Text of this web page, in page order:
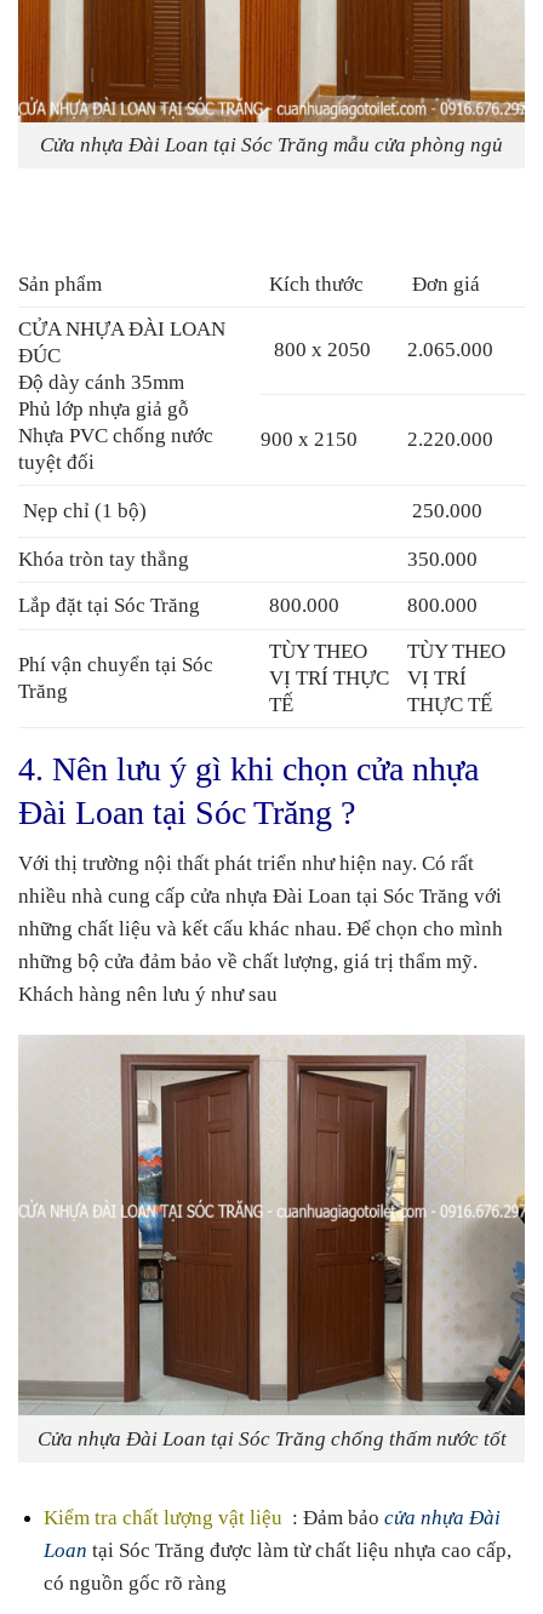
Cửa nhựa Đài Loan tại Sóc Trăng mẫu cửa phòng ngủ
Sản phẩm Kích thước
Đơn giá
CỬA NHỰA ĐÀI LOAN
ĐÚC
Độ dày cánh 35mm
Phủ lớp nhựa giả gỗ
Nhựa PVC chống nước
tuyệt đối
800 x 2050 2.065.000
900 x 2150 2.220.000
Nẹp chỉ (1 bộ) 250.000
Khóa tròn tay thẳng
350.000
Lắp đặt tại Sóc Trăng
800.000 800.000
Phí vận chuyển tại Sóc
Trăng
TÙY THEO
VỊ TRÍ THỰC
TẾ
TÙY THEO
VỊ TRÍ
THỰC TẾ
4. Nên lưu ý gì khi chọn cửa nhựa
Đài Loan tại Sóc Trăng ?
Với thị trường nội thất phát triển như hiện nay. Có rất
nhiều nhà cung cấp cửa nhựa Đài Loan tại Sóc Trăng với
những chất liệu và kết cấu khác nhau. Để chọn cho mình
những bộ cửa đảm bảo về chất lượng, giá trị thẩm mỹ.
Khách hàng nên lưu ý như sau
Cửa nhựa Đài Loan tại Sóc Trăng chống thấm nước tốt
Kiểm tra chất lượng vật liệu : Đảm bảo cửa nhựa Đài
Loan tại Sóc Trăng được làm từ chất liệu nhựa cao cấp,
có nguồn gốc rõ ràng